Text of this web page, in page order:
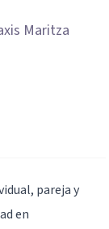
Maritza
pareja y
en